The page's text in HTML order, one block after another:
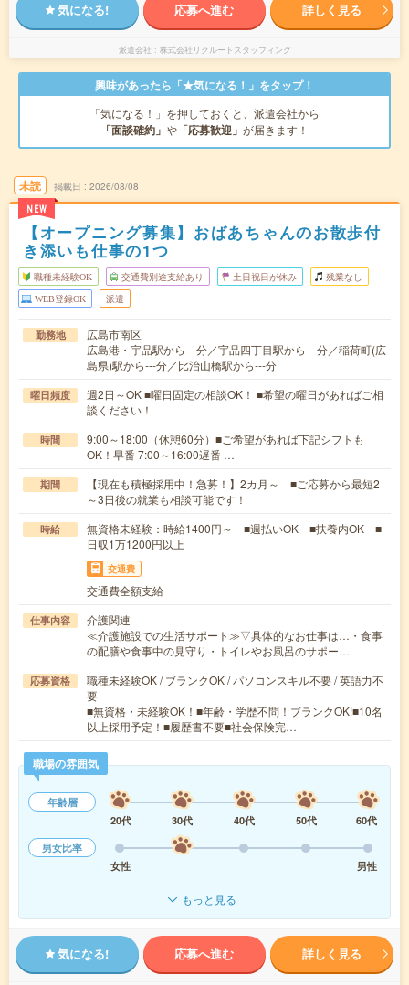
気になる! 応募へ進む 詳しく見る
派遣会社 株式会社リクルートスタッフィング
興味があったら「★気になる！」をタップ！
「気になる！」を押しておくと、派遣会社から
「面談確約」 や 「応募歓迎」 が届きます！
未読
NEW
掲載日 2026/08/08
【オープニング募集】おばあちゃんのお散歩付
き添いも仕事の1つ
職種未経験OK 交通費別途支給あり 土日祝日が休み 残業なし
WEB登録OK 派遣
勤務地
広島市南区
広島港・宇品駅から---分／宇品四丁目駅から---分／稲荷町(広
島県)駅から---分／比治山橋駅から---分
曜日頻度
週2日～OK ■曜日固定の相談OK！ ■希望の曜日があればご相
談ください！
時間
9:00～18:00（休憩60分）■ご希望があれば下記シフトも
OK！早番 7:00～16:00遅番 …
期間
【現在も積極採用中！急募！】2カ月～ ■ご応募から最短2
～3日後の就業も相談可能です！
時給
無資格未経験：時給1400円～ ■週払いOK ■扶養内OK ■
日収1万1200円以上
交通費
交通費全額支給
仕事内容
介護関連
≪介護施設での生活サポート≫▽具体的なお仕事は…・食事
の配膳や食事中の見守り・トイレやお風呂のサポー…
応募資格
職種未経験OK / ブランクOK / パソコンスキル不要 / 英語力不
要
■無資格・未経験OK！■年齢・学歴不問！ブランクOK!■10名
以上採用予定！■履歴書不要■社会保険完…
職場の雰囲気
年齢層
20代
30代 40代 50代
60代
男女比率
女性
男性
もっと見る
気になる! 応募へ進む 詳しく見る